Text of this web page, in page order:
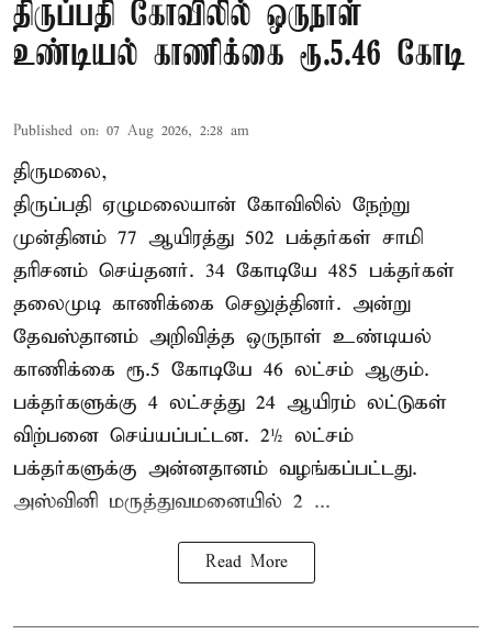
திருப்பதி கோவிலில் ஒருநாள்
உண்டியல் காணிக்கை ரூ.5.46 கோடி
Published on: 07 Aug 2026, 2:28 am
திருமலை,
திருப்பதி ஏழுமலையான் கோவிலில் நேற்று
முன்தினம் 77 ஆயிரத்து 502 பக்தர்கள் சாமி
தரிசனம் செய்தனர். 34 கோடியே 485 பக்தர்கள்
தலைமுடி காணிக்கை செலுத்தினர். அன்று
தேவஸ்தானம் அறிவித்த ஒருநாள் உண்டியல்
காணிக்கை ரூ.5 கோடியே 46 லட்சம் ஆகும்.
பக்தர்களுக்கு 4 லட்சத்து 24 ஆயிரம் லட்டுகள்
விற்பனை செய்யப்பட்டன. 2½ லட்சம்
பக்தர்களுக்கு அன்னதானம் வழங்கப்பட்டது.
அஸ்வினி மருத்துவமனையில் 2 ...
Read More